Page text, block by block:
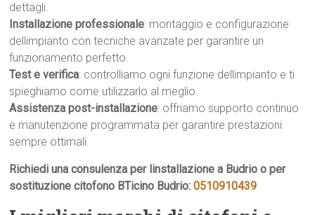
dettagli.
Installazione professionale: montaggio e configurazione
dellimpianto con tecniche avanzate per garantire un
funzionamento perfetto.
Test e verifica: controlliamo ogni funzione dellimpianto e ti
spieghiamo come utilizzarlo al meglio.
Assistenza post-installazione: offriamo supporto continuo
e manutenzione programmata per garantire prestazioni
sempre ottimali.
Richiedi una consulenza per linstallazione a Budrio o per
sostituzione citofono BTicino Budrio: 0510910439